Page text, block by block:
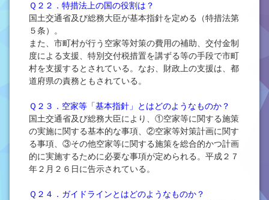
Ｑ２２．特措法上の国の役割は？
国土交通省及び総務大臣が基本指針を定める（特措法第
５条）。
また、市町村が行う空家等対策の費用の補助、交付金制
度による支援、特別交付税措置を講ずる等の手段で市町
村を支援するとされている。なお、財政上の支援は、都
道府県の責務ともされている。
Ｑ２３．空家等「基本指針」とはどのようなものか？
国土交通省及び総務大臣により、①空家等に関する施策
の実施に関する基本的な事項、②空家等対策計画に関す
る事項、③その他空家等に関する施策を総合的かつ計画
的に実施するために必要な事項が定められる。平成２７
年２月２６日に告示されている。
Ｑ２４．ガイドラインとはどのようなものか？